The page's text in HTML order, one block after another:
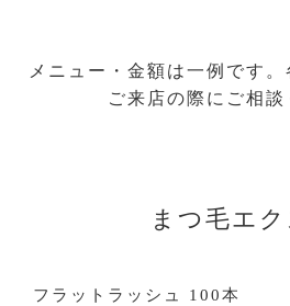
メニュー・金額は一例です
ご来店の際にご相談
まつ毛エ
フラットラッシュ 100本